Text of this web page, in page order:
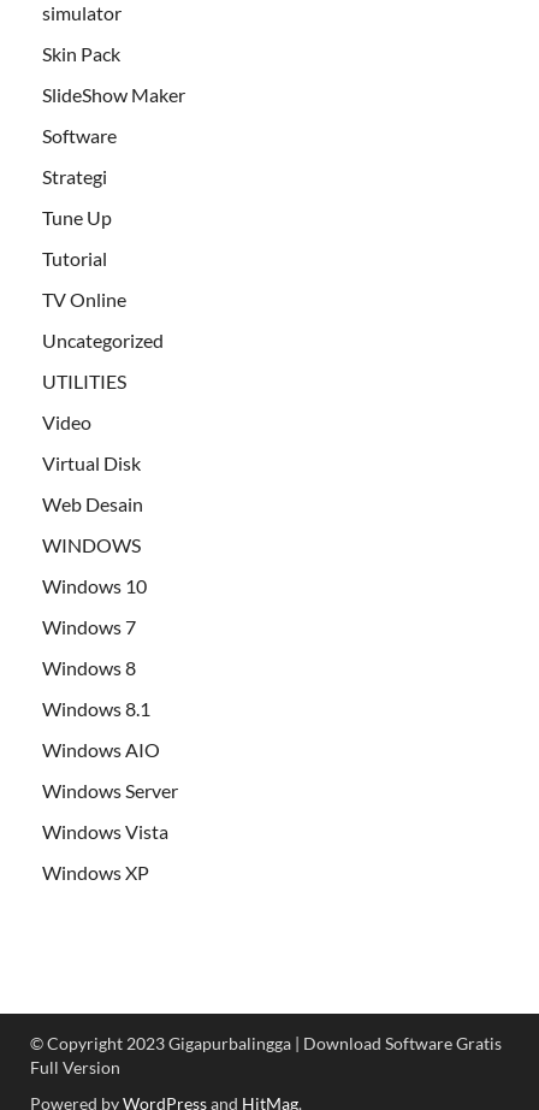
simulator
Skin Pack
SlideShow Maker
Software
Strategi
Tune Up
Tutorial
TV Online
Uncategorized
UTILITIES
Video
Virtual Disk
Web Desain
WINDOWS
Windows 10
Windows 7
Windows 8
Windows 8.1
Windows AIO
Windows Server
Windows Vista
Windows XP
© Copyright 2023 Gigapurbalingga | Download Software Gratis
Full Version
Powered byWordPressand HitMag.